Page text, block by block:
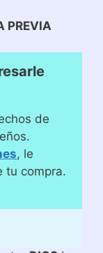
PREVIA
de
, le
tu compra.